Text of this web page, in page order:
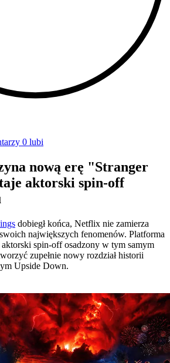
0 lubi
nową erę "Stranger
aktorski spin-off
dobiegł końca, Netflix nie zamierza
największych fenomenów. Platforma
spin-off osadzony w tym samym
zupełnie nowy rozdział historii
Upside Down.